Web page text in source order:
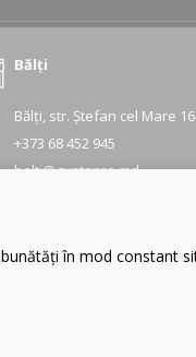
Bălți
Bălți, str. Ștefan cel Mare 16
+373 68 452 945
balti@gustapro.md
10:00 - 16:00
în mod constant